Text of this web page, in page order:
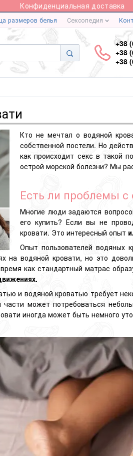
Конфиденциальная доставка
размеров белья Сексопедия
+38
+38
+38
Кто не мечтал о водяной
собственной постели. Но
как происходит секс в такой
острой морской болезни? Мы
Есть ли проблемы с
Многие люди задаются
его купить? Если вы не
кровати. Это интересный опыт
Опыт пользователей водяных
на водяной кровати, но это
как стандартный матрас
и водяной кроватью требует
части может потребоваться
иногда может быть немного